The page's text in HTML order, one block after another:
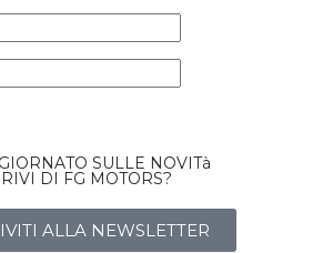
SULLE NOVITà
DI FG MOTORS?
ALLA NEWSLETTER